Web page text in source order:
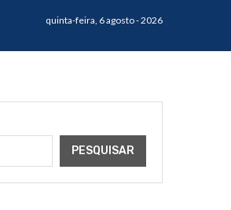
quinta-feira, 6 agosto - 2026
PESQUISAR